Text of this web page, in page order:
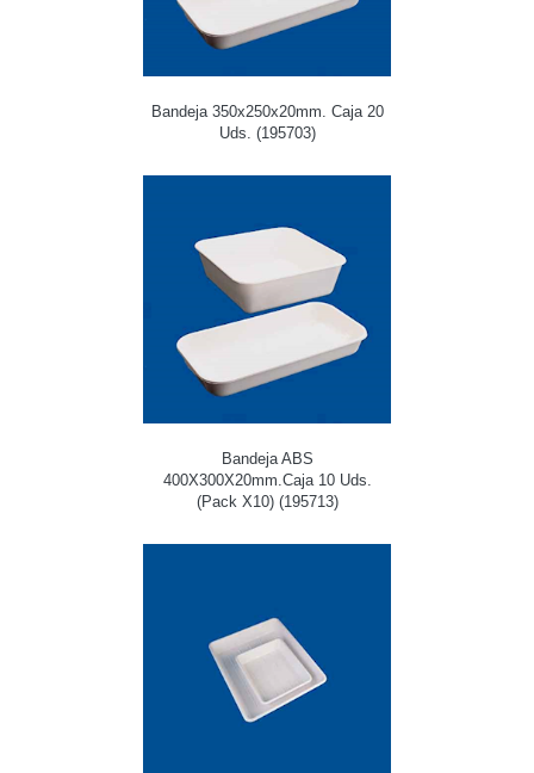
Bandeja 350x250x20mm. Caja 20
Uds. (195703)
Bandeja ABS
400X300X20mm.Caja 10 Uds.
(Pack X10) (195713)